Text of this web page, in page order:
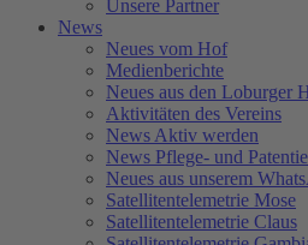
Unsere Partner
News
Neues vom Hof
Medienberichte
Neues aus den Loburger
Aktivitäten des Vereins
News Aktiv werden
News Pflege- und
Neues aus unserem
Satellitentelemetrie Mose
Satellitentelemetrie Claus